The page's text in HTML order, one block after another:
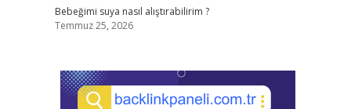
Bebeğimi suya nasıl alıştırabilirim ?
Temmuz 25, 2026